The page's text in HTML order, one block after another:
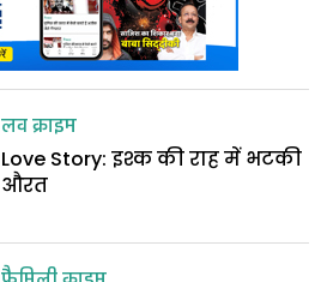
लव क्राइम
Love Story: इश्क की राह में भटकी
औरत